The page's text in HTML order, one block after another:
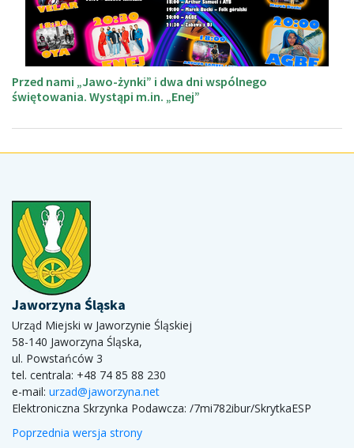
Przed nami „Jawo-żynki” i dwa dni wspólnego
świętowania. Wystąpi m.in. „Enej”
Jaworzyna Śląska
Urząd Miejski w Jaworzynie Śląskiej
58-140 Jaworzyna Śląska,
ul. Powstańców 3
tel. centrala: +48 74 85 88 230
e-mail: urzad@jaworzyna.net
Elektroniczna Skrzynka Podawcza: /7mi782ibur/SkrytkaESP
Poprzednia wersja strony